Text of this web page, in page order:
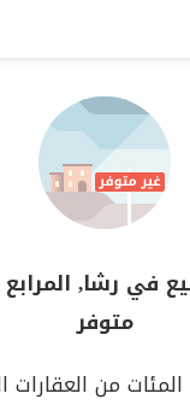
متوفر
من